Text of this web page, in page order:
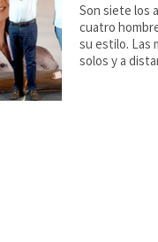
Son siete los
cuatro
su estilo. Las
solos y a